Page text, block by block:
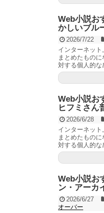
Web小説お
かしいブル
2026/7/22
インターネッ
まとめたもの
対する個人的
Web小説お
ヒフミさん
2026/6/28
インターネッ
まとめたもの
対する個人的
Web小説お
ン・アーカ
2026/6/27
オーバー